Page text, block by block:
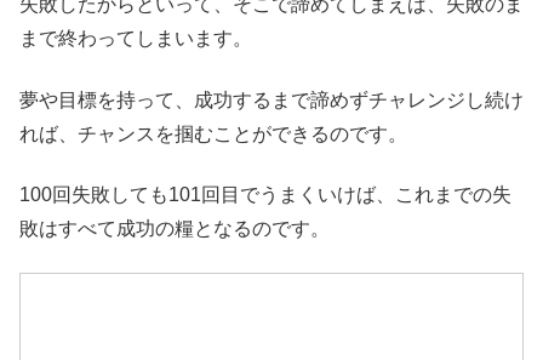
失敗したからといって、そこで諦めてしまえば、失敗のま
まで終わってしまいます。
夢や目標を持って、成功するまで諦めずチャレンジし続け
れば、チャンスを掴むことができるのです。
100回失敗しても101回目でうまくいけば、これまでの失
敗はすべて成功の糧となるのです。